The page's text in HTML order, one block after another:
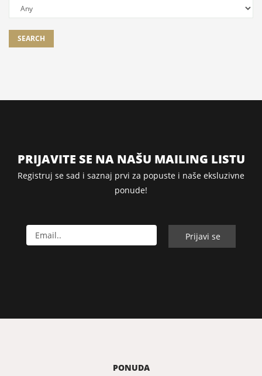
SEARCH
PRIJAVITE SE NA NAŠU MAILING LISTU
Registruj se sad i saznaj prvi za popuste i naše eksluzivne
ponude!
PONUDA